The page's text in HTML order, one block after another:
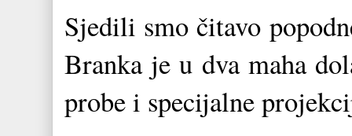
Sjedili smo čitavo
Branka je u dva maha
probe i specijalne